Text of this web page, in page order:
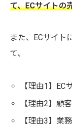
て、ECサイトの
また、ECサイト
て、
【理由1】
【理由2】顧
【理由3】業